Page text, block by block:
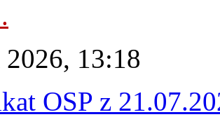
13:18
OSP z